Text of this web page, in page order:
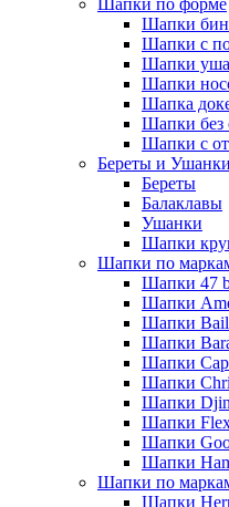
Шапки по форме
Шапки
Шапки с
Шапки
Шапки
Шапка
Шапки без
Шапки с
Береты и Ушанки
Береты
Балаклавы
Ушанки
Шапки
Шапки по
Шапки 47
Шапки
Шапки
Шапки
Шапки
Шапки
Шапки
Шапки
Шапки
Шапки
Шапки по
Шапки